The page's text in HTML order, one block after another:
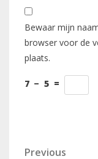
Bewaar mijn
browser voor de
plaats.
7 − 5 =
Previous
Previous